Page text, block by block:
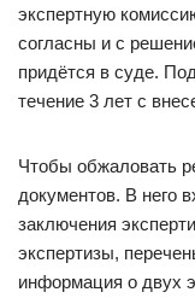
экспертную
согласны и с
придётся в суде.
течение 3 лет с
Чтобы обжаловать
документов. В него
заключения
экспертизы,
информация о двух